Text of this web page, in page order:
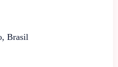
Brasil